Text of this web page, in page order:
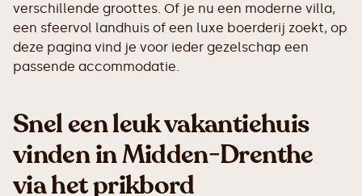
verschillende groottes. Of je nu een moderne villa,
een sfeervol landhuis of een luxe boerderij zoekt, op
deze pagina vind je voor ieder gezelschap een
passende accommodatie.
Snel een leuk vakantiehuis
vinden in Midden-Drenthe
via het prikbord